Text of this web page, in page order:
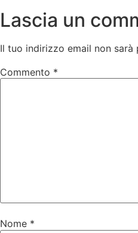
Lascia un
Il tuo indirizzo email non sarà
Commento *
Nome *